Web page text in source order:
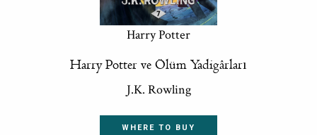
Harry Potter
Harry Potter ve Ölüm Yadigârları
J.K. Rowling
WHERE TO BUY